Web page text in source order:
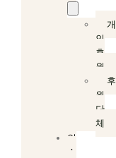
개
인
후
원
후
원
단
체
인
스